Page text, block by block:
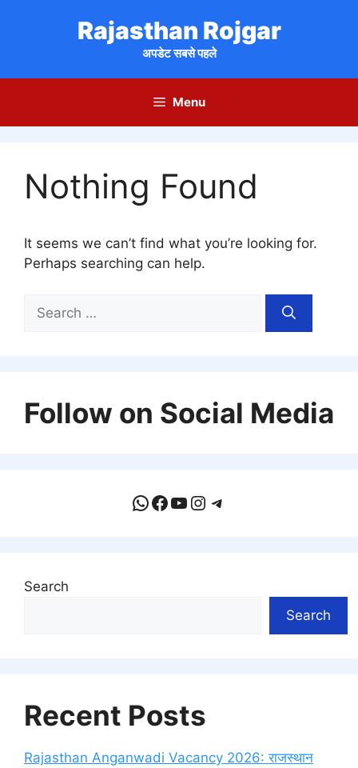
Rajasthan Rojgar
अपडेट सबसे पहले
Menu
Nothing Found
It seems we can’t find what you’re looking for.
Perhaps searching can help.
for:
Follow on Social Media
WhatsApp
Facebook
YouTube
Instagram
Telegram
Search
Search
Recent Posts
Rajasthan Anganwadi Vacancy 2026: राजस्थान